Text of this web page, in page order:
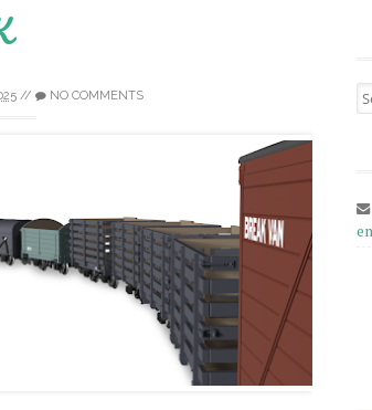
// NO COMMENTS